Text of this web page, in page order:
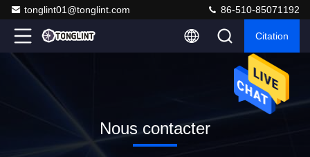
tonglint01@tonglint.com 86-510-85071192
Citation
Nous contacter